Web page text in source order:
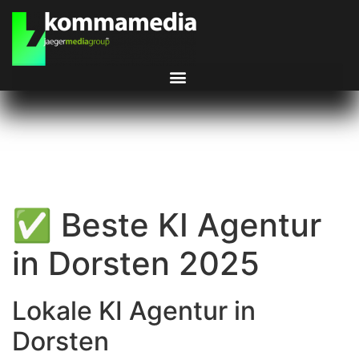
✅ Beste KI Agentur
in Dorsten 2025
Lokale KI Agentur in
Dorsten